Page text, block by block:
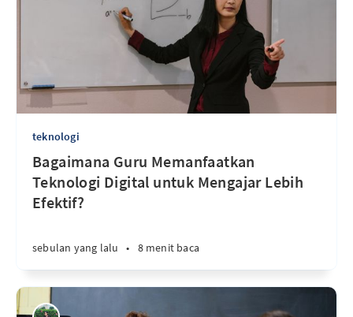
teknologi
Bagaimana Guru Memanfaatkan
Teknologi Digital untuk Mengajar Lebih
Efektif?
sebulan yang lalu • 8 menit baca